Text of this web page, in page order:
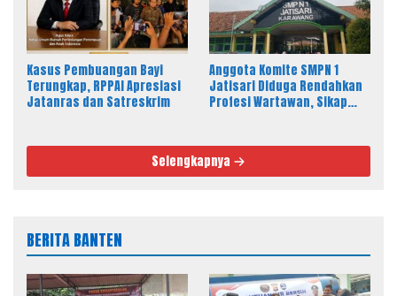
Kasus Pembuangan Bayi
Terungkap, RPPAI Apresiasi
Jatanras dan Satreskrim
Anggota Komite SMPN 1
Jatisari Diduga Rendahkan
Profesi Wartawan, Sikap
Selengkapnya
BERITA BANTEN